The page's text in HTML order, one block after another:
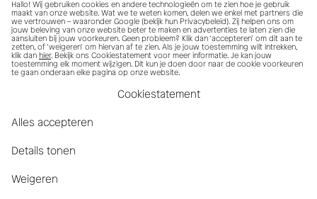
Hallo! Wij gebruiken cookies en andere technologieën om te zien hoe je gebruik
maakt van onze website. Wat we te weten komen, delen we enkel met partners die
we vertrouwen – waaronder Google (bekijk hun Privacybeleid). Zij helpen ons om
jouw beleving van onze website beter te maken en advertenties te laten zien die
aansluiten bij jouw voorkeuren. Geen probleem? Klik dan ‘accepteren’ om dit aan te
zetten, of ‘weigeren’ om hiervan af te zien. Als je jouw toestemming wilt intrekken,
klik dan hier. Bekijk ons Cookiestatement voor meer informatie. Je kan jouw
toestemming elk moment wijzigen. Dit kun je doen door naar de cookie voorkeuren
te gaan onderaan elke pagina op onze website.
Cookiestatement
Alles accepteren
Details tonen
Weigeren